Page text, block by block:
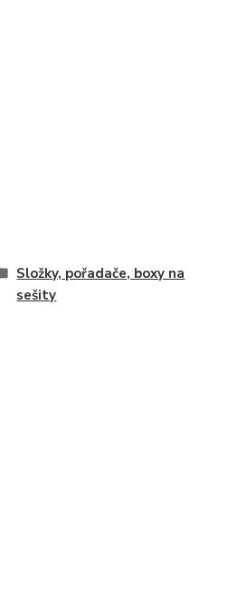
Složky, pořadače, boxy na
sešity